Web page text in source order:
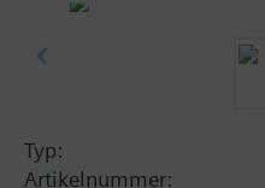
handle for manual
Typ:
Artikelnummer: